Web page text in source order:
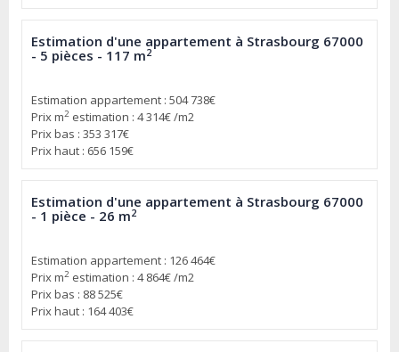
Estimation d'une appartement à Strasbourg 67000
- 5 pièces - 117 m2
Estimation appartement : 504 738€
Prix m2 estimation : 4 314€ /m2
Prix bas : 353 317€
Prix haut : 656 159€
Estimation d'une appartement à Strasbourg 67000
- 1 pièce - 26 m2
Estimation appartement : 126 464€
Prix m2 estimation : 4 864€ /m2
Prix bas : 88 525€
Prix haut : 164 403€